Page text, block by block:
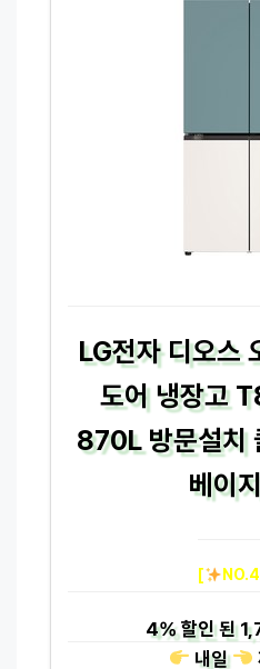
LG전자 디오스
도어 냉장고
870L 방문설치
베이
[
4%할인 된
내일